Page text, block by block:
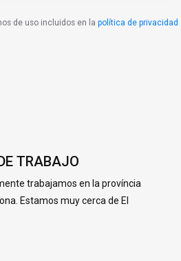
de uso incluidos en lapolítica de privacidad
TRABAJO
trabajamos en la província
Estamos muy cerca de El